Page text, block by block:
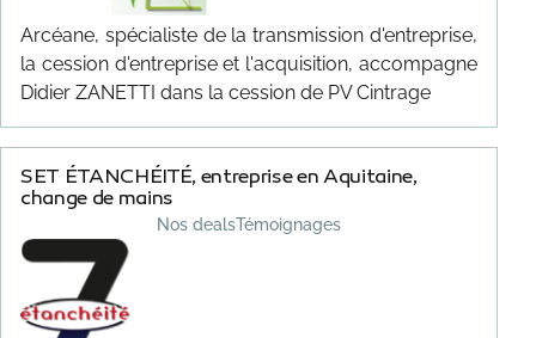
Arcéane, spécialiste de la transmission d'entreprise,
la cession d'entreprise et l'acquisition, accompagne
Didier ZANETTI dans la cession de PV Cintrage
SET ÉTANCHÉITÉ, entreprise en Aquitaine,
change de mains
Nos dealsTémoignages